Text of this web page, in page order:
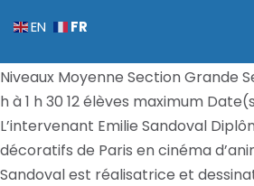
Niveaux Moyenne Section Grande
h à 1 h 30 12 élèves maximum
L’intervenant Emilie Sandoval
décoratifs de Paris en cinéma
Sandoval est réalisatrice et
EN FR